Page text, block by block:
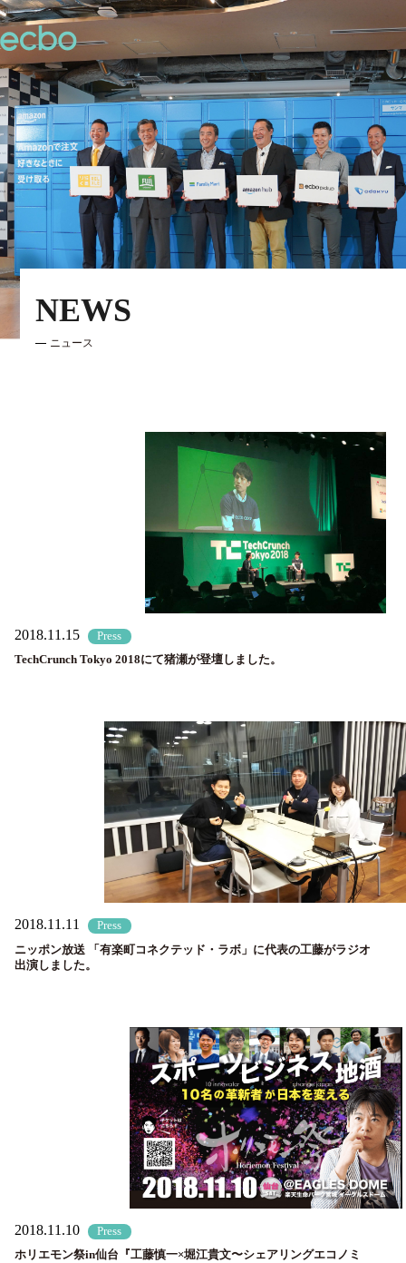
NEWS
ニュース
2018.11.15
Press
TechCrunch Tokyo 2018にて猪瀬が登壇しました。
2018.11.11
Press
ニッポン放送 「有楽町コネクテッド・ラボ」に代表の工藤がラジオ
出演しました。
2018.11.10
Press
ホリエモン祭in仙台『工藤慎一×堀江貴文〜シェアリングエコノミ